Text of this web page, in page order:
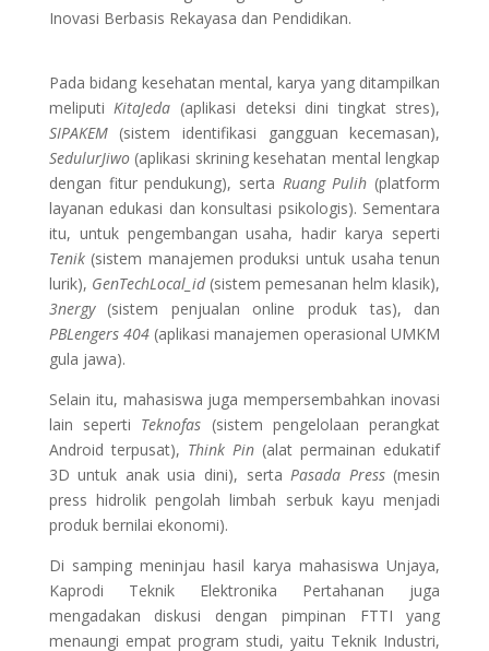
Inovasi Berbasis Rekayasa dan Pendidikan.
Pada bidang kesehatan mental, karya yang ditampilkan
meliputiKitaJeda (aplikasi deteksi dini tingkat stres),
SIPAKEM(sistem identifikasi gangguan kecemasan),
SedulurJiwo(aplikasi skrining kesehatan mental lengkap
dengan fitur pendukung), serta Ruang Pulih (platform
layanan edukasi dan konsultasi psikologis). Sementara
itu, untuk pengembangan usaha, hadir karya seperti
Tenik(sistem manajemen produksi untuk usaha tenun
lurik), GenTechLocal_id(sistem pemesanan helm klasik),
3nergy(sistem penjualan online produk tas), dan
PBLengers 404(aplikasi manajemen operasional UMKM
gula jawa).
Selain itu, mahasiswa juga mempersembahkan inovasi
lain seperti Teknofas (sistem pengelolaan perangkat
Android terpusat), Think Pin (alat permainan edukatif
3D untuk anak usia dini), sertaPasada Press(mesin
press hidrolik pengolah limbah serbuk kayu menjadi
produk bernilai ekonomi).
Di samping meninjau hasil karya mahasiswa Unjaya,
Kaprodi Teknik Elektronika Pertahanan juga
mengadakan diskusi dengan pimpinan FTTI yang
menaungi empat program studi, yaitu Teknik Industri,